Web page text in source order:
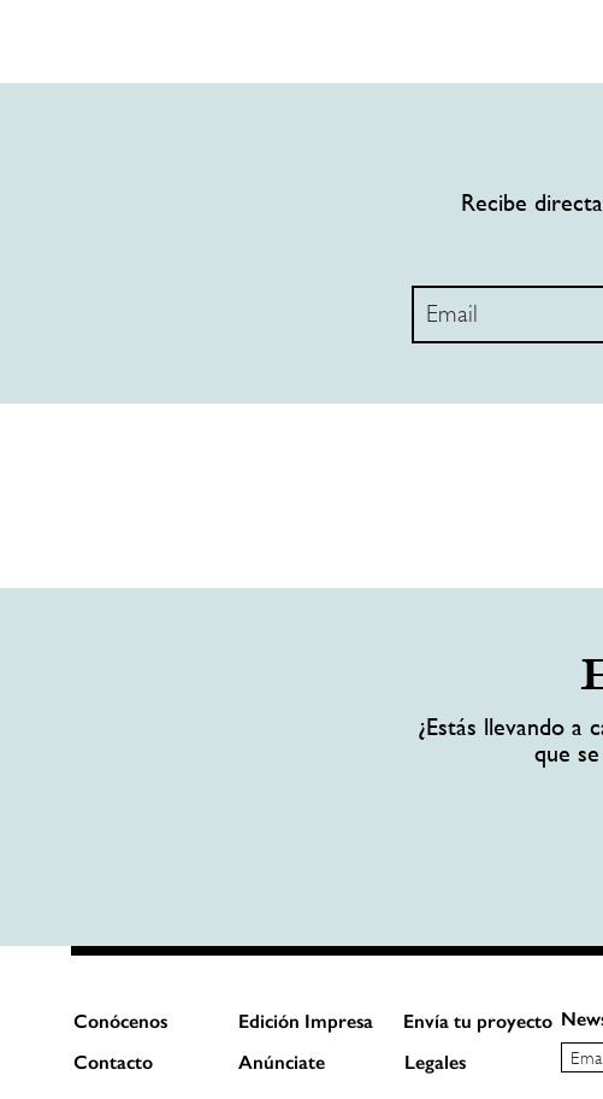
Recibe
¿Estás llevando a
que
Conócenos Edición Impresa
Envía tu proyecto
Contacto
Anúnciate Legales